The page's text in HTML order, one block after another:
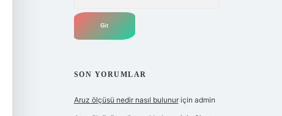
SON YORUMLAR
Aruz ölçüsü nedir nasıl bulunuriçin admin